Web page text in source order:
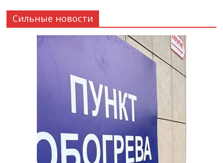
Сильные новости